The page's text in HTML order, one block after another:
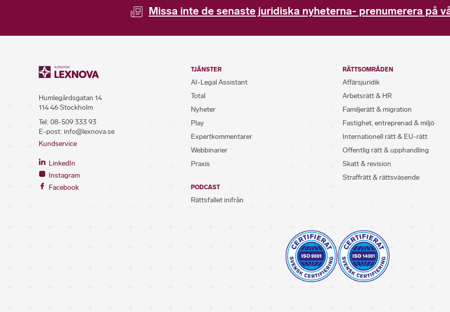
Missa inte de senaste juridiska nyheterna- prenumerera på
Humlegårdsgatan 14
114 46 Stockholm
Tel: 08-509 333 93
E-post: info@lexnova.se
Kundservice
LinkedIn
Instagram
Facebook
TJÄNSTER
AI-Legal Assistant
Total
Nyheter
Play
Expertkommentarer
Webbinarier
Praxis
PODCAST
Rättsfallet inifrån
RÄTTSOMRÅDEN
Affärsjuridik
Arbetsrätt & HR
Familjerätt & migration
Fastighet, entreprenad & miljö
Internationell rätt & EU-rätt
Offentlig rätt & upphandling
Skatt & revision
Straffrätt & rättsväsende